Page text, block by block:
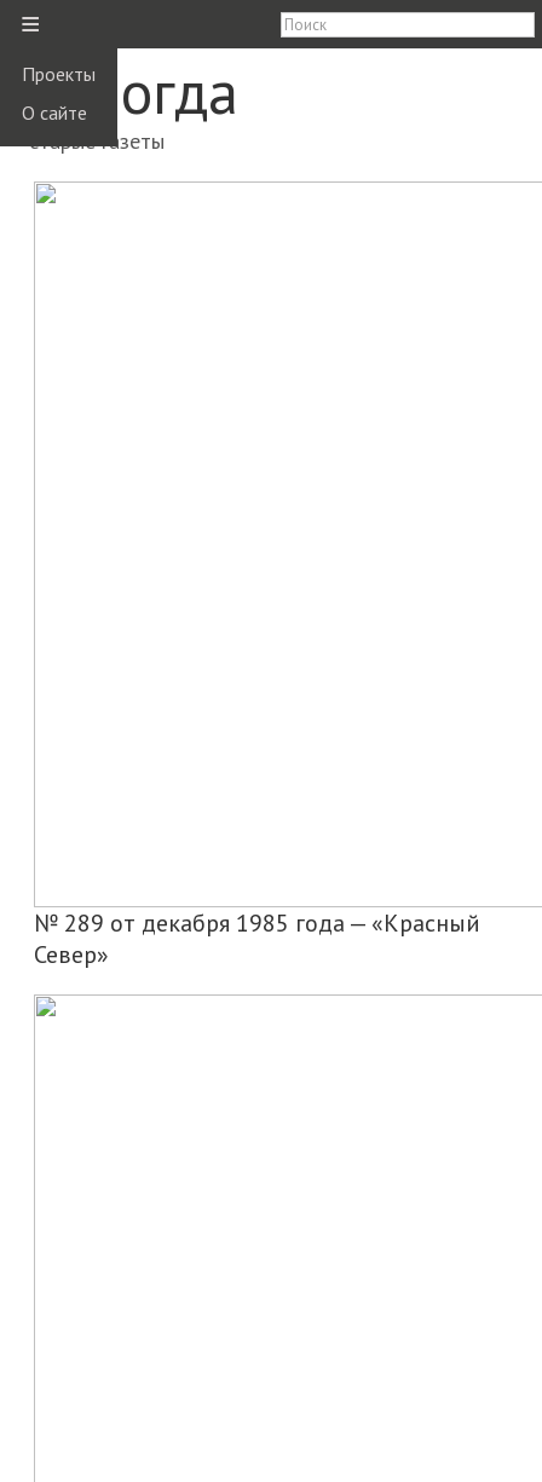
≡
Проекты
О сайте
Вологда
старые газеты
№ 289 от декабря 1985 года — «Красный
Север»